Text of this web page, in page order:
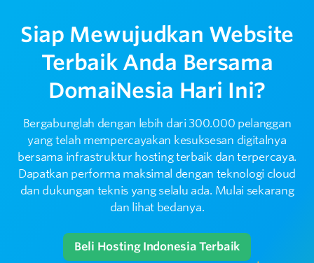
purna jual?
Bagaimana cara menghubungi tim support
DomaiNesia?
5
Bagaimana DomaiNesia menjaga performa
layanan dan server?
Siap Mewujudkan Website
Terbaik Anda Bersama
DomaiNesia Hari Ini?
Bergabunglah dengan lebih dari 300.000 pelanggan
yang telah mempercayakan kesuksesan digitalnya
bersama infrastruktur hosting terbaik dan terpercaya.
Dapatkan performa maksimal dengan teknologi cloud
dan dukungan teknis yang selalu ada. Mulai sekarang
dan lihat bedanya.
Beli Hosting Indonesia Terbaik